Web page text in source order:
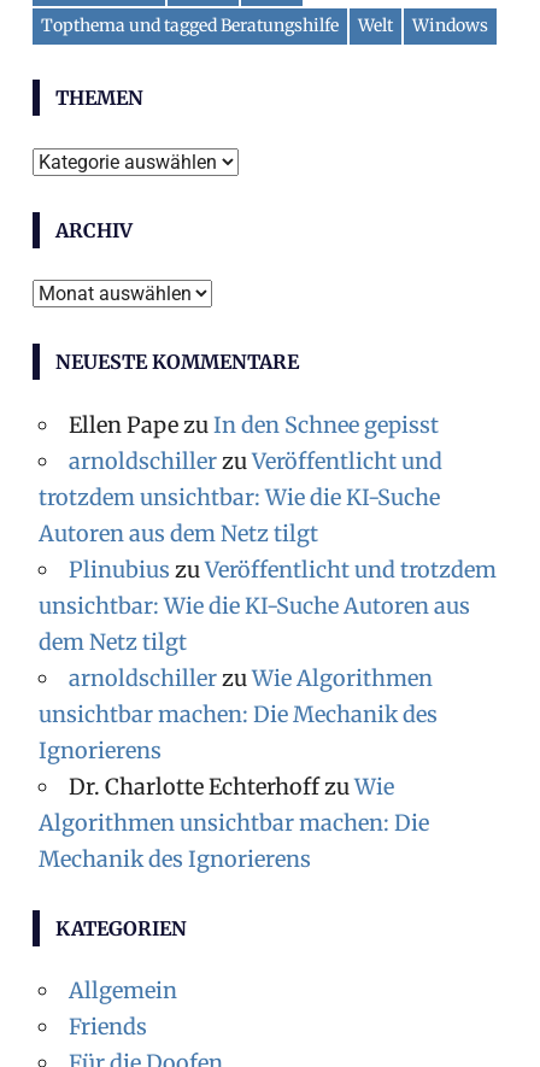
Topthema und tagged Beratungshilfe
Welt Windows
THEMEN
Themen
ARCHIV
Archiv
NEUESTE KOMMENTARE
Ellen PapezuIn den Schnee gepisst
arnoldschillerzuVeröffentlicht und
trotzdem unsichtbar: Wie die KI-Suche
Autoren aus dem Netz tilgt
Plinubius zuVeröffentlicht und trotzdem
unsichtbar: Wie die KI-Suche Autoren aus
dem Netz tilgt
arnoldschillerzuWie Algorithmen
unsichtbar machen: Die Mechanik des
Ignorierens
Dr. Charlotte EchterhoffzuWie
Algorithmen unsichtbar machen: Die
Mechanik des Ignorierens
KATEGORIEN
Allgemein
Friends